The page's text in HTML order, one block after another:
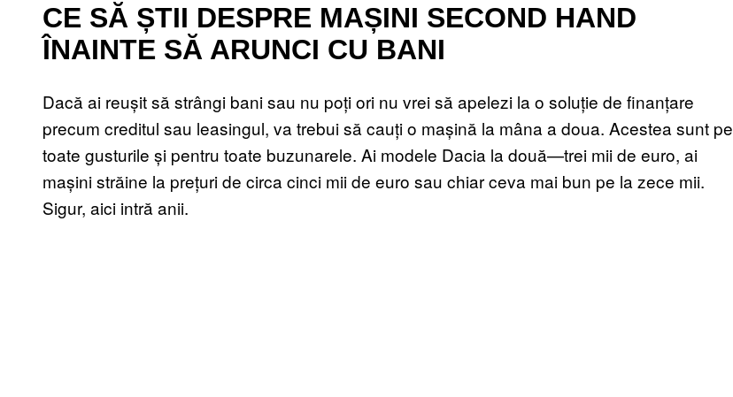
CE SĂ ȘTII DESPRE MAȘINI SECOND HAND
ÎNAINTE SĂ ARUNCI CU BANI
Dacă ai reușit să strângi bani sau nu poți ori nu vrei să apelezi la o soluție de finanțare
precum creditul sau leasingul, va trebui să cauți o mașină la mâna a doua. Acestea sunt pe
toate gusturile și pentru toate buzunarele. Ai modele Dacia la două—trei mii de euro, ai
mașini străine la prețuri de circa cinci mii de euro sau chiar ceva mai bun pe la zece mii.
Sigur, aici intră anii.